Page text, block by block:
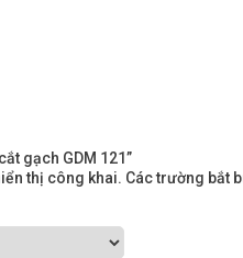
gạch GDM 121”
thị công khai. Các trường bắt